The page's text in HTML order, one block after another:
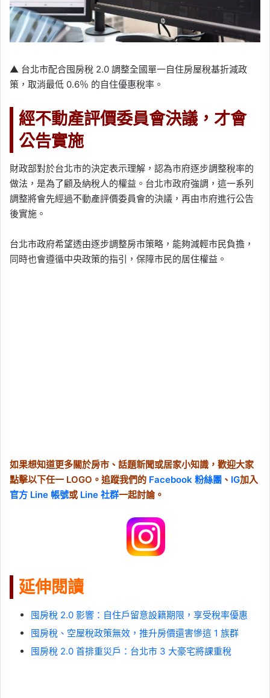
▲ 台北市配合囤房稅 2.0 調整全國單一自住房屋稅基折減政
策，取消最低 0.6％ 的自住優惠稅率。
經不動產評價委員會決議，才會
公告實施
財政部對於台北市的決定表示理解，認為市府逐步調整稅率的
做法，是為了顧及納稅人的權益。台北市政府強調，這一系列
調整將會先經過不動產評價委員會的決議，再由市府進行公告
後實施。
台北市政府希望透由逐步調整房市策略，能夠減輕市民負擔，
同時也會遵循中央政策的指引，保障市民的居住權益。
如果想知道更多關於房市、話題新聞或居家小知識，歡迎大家
點擊以下任一 LOGO。追蹤我們的 Facebook 粉絲團 、 IG加入
官方 Line 帳號或 Line 社群一起討論。
延伸閱讀
囤房稅 2.0 影響：自住戶留意設籍期限，享受稅率優惠
囤房稅、空屋稅政策無效，推升房價還害慘這 1 族群
囤房稅 2.0 首排重災戶：台北市 3 大豪宅將課重稅